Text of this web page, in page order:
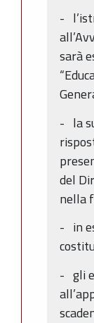
-
sarà
- la
del
nella
- in
- gli